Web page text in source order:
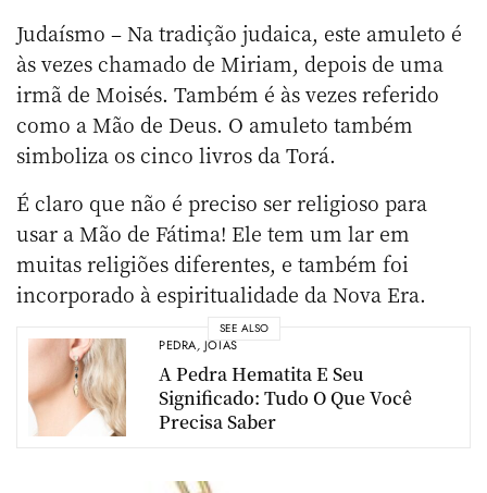
Judaísmo – Na tradição judaica, este amuleto é
às vezes chamado de Miriam, depois de uma
irmã de Moisés. Também é às vezes referido
como a Mão de Deus. O amuleto também
simboliza os cinco livros da Torá.
É claro que não é preciso ser religioso para
usar a Mão de Fátima! Ele tem um lar em
muitas religiões diferentes, e também foi
incorporado à espiritualidade da Nova Era.
SEE ALSO
PEDRA, JÓIAS
A Pedra Hematita E Seu
Significado: Tudo O Que Você
Precisa Saber